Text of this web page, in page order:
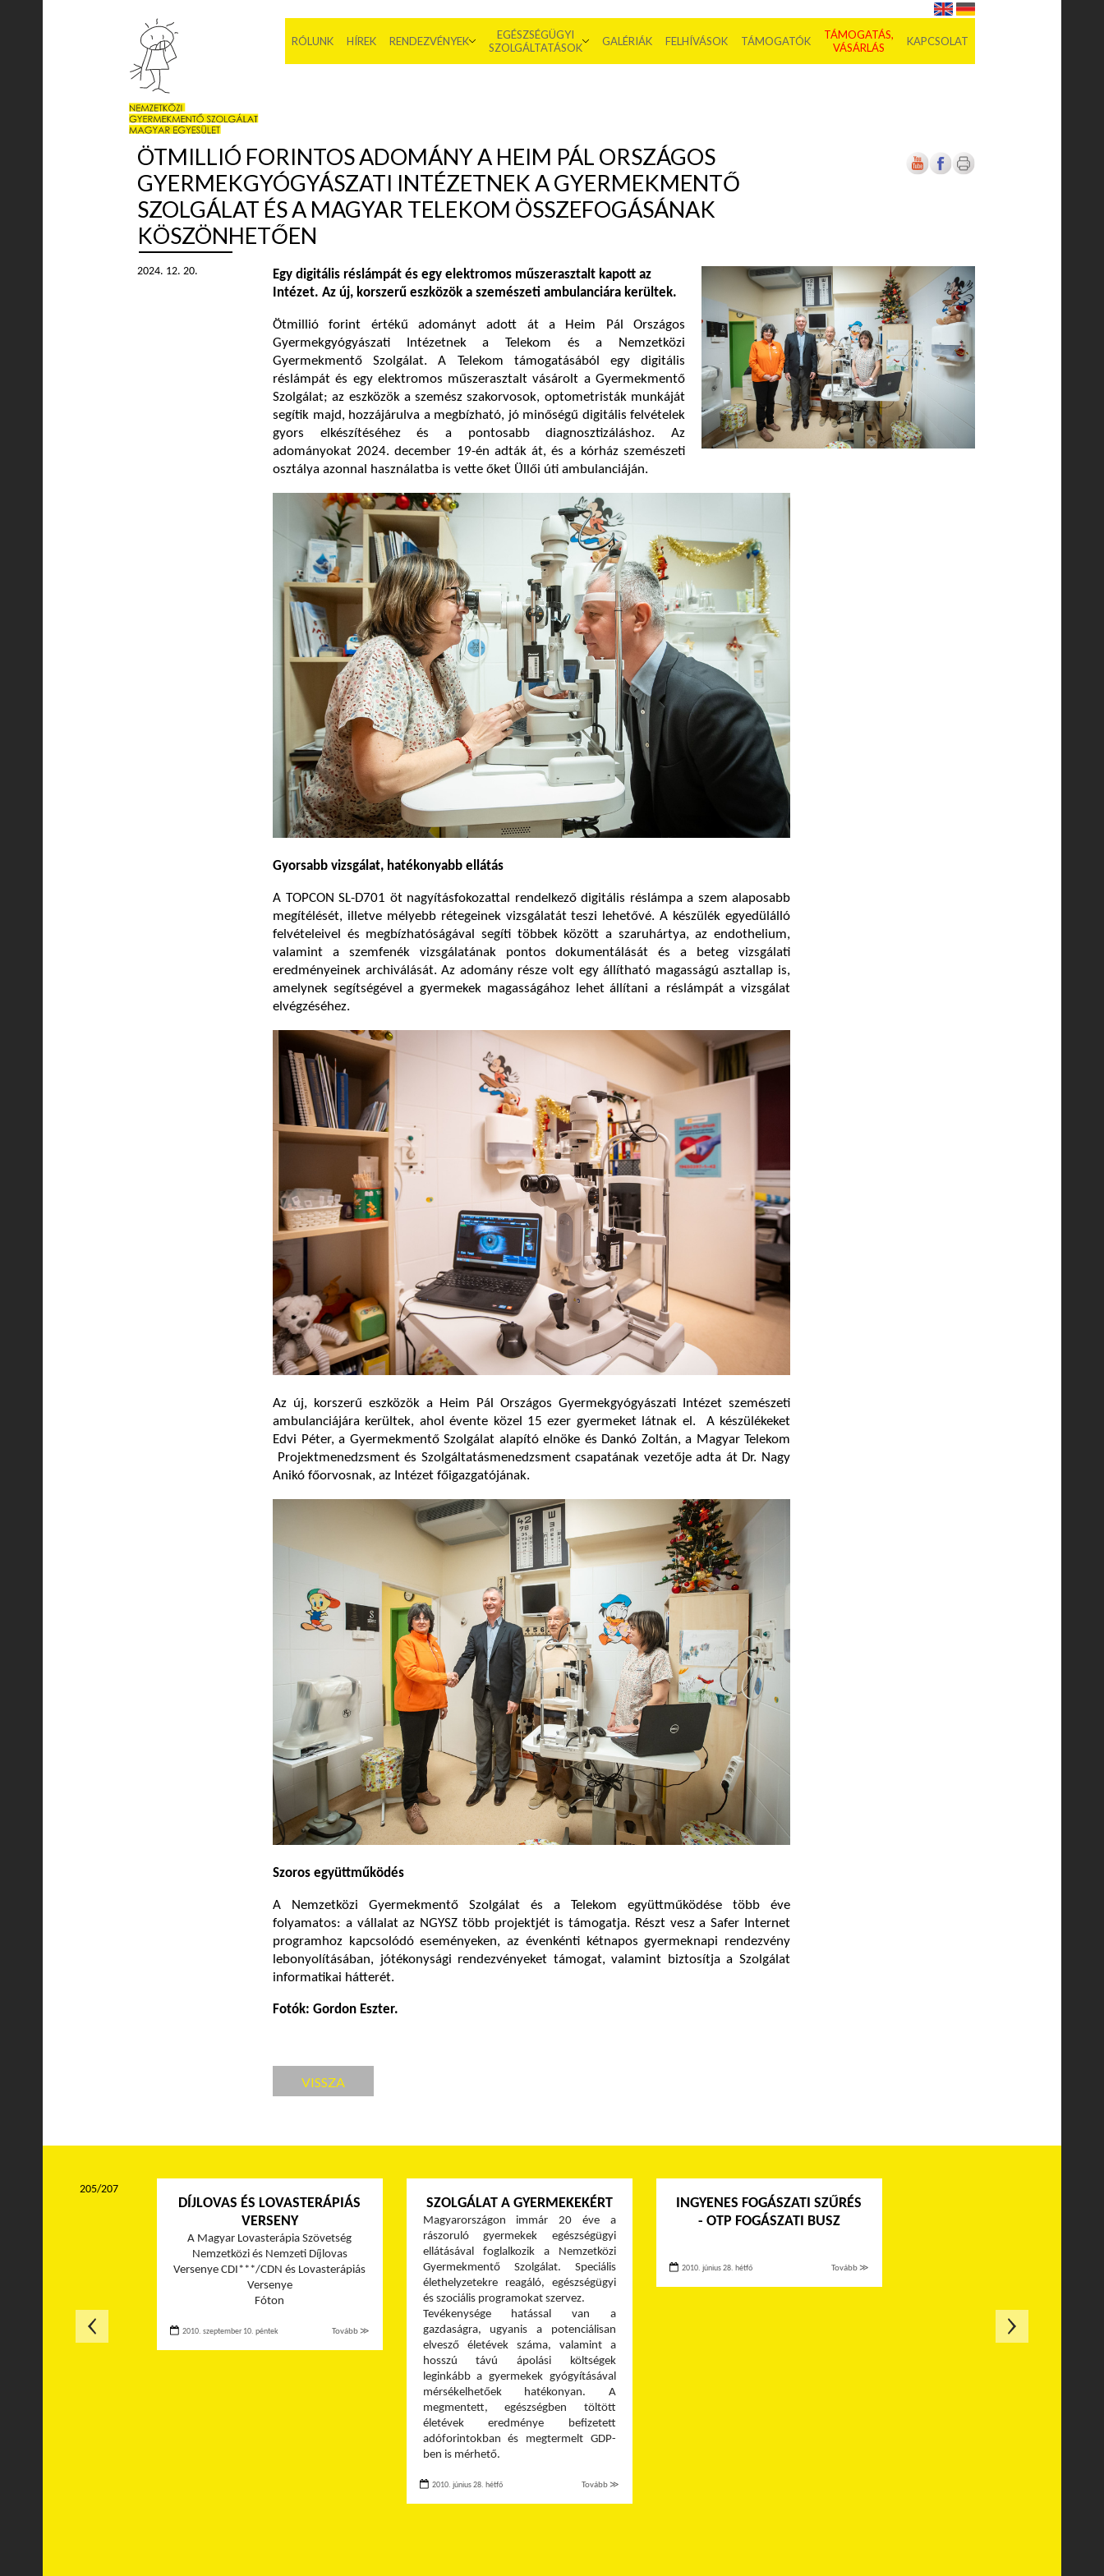
RÓLUNK HÍREK RENDEZVÉNYEK
EGÉSZSÉGÜGYI
SZOLGÁLTATÁSOK
GALÉRIÁK FELHÍVÁSOK TÁMOGATÓK
TÁMOGATÁS,
VÁSÁRLÁS
KAPCSOLAT
ÖTMILLIÓ FORINTOS ADOMÁNY A HEIM PÁL ORSZÁGOS
GYERMEKGYÓGYÁSZATI INTÉZETNEK A GYERMEKMENTŐ
SZOLGÁLAT ÉS A MAGYAR TELEKOM ÖSSZEFOGÁSÁNAK
KÖSZÖNHETŐEN
2024. 12. 20.
Egy digitális réslámpát és egy elektromos műszerasztalt kapott az
Intézet. Az új, korszerű eszközök a szemészeti ambulanciára kerültek.
Ötmillió forint értékű adományt adott át a Heim Pál Országos
Gyermekgyógyászati Intézetnek a Telekom és a Nemzetközi
Gyermekmentő Szolgálat. A Telekom támogatásából egy digitális
réslámpát és egy elektromos műszerasztalt vásárolt a Gyermekmentő
Szolgálat; az eszközök a szemész szakorvosok, optometristák munkáját
segítik majd, hozzájárulva a megbízható, jó minőségű digitális felvételek
gyors elkészítéséhez és a pontosabb diagnosztizáláshoz. Az
adományokat 2024. december 19-én adták át, és a kórház szemészeti
osztálya azonnal használatba is vette őket Üllői úti ambulanciáján.
Gyorsabb vizsgálat, hatékonyabb ellátás
A TOPCON SL-D701 öt nagyításfokozattal rendelkező digitális réslámpa a szem alaposabb
megítélését, illetve mélyebb rétegeinek vizsgálatát teszi lehetővé. A készülék egyedülálló
felvételeivel és megbízhatóságával segíti többek között a szaruhártya, az endothelium,
valamint a szemfenék vizsgálatának pontos dokumentálását és a beteg vizsgálati
eredményeinek archiválását. Az adomány része volt egy állítható magasságú asztallap is,
amelynek segítségével a gyermekek magasságához lehet állítani a réslámpát a vizsgálat
elvégzéséhez.
Az új, korszerű eszközök a Heim Pál Országos Gyermekgyógyászati Intézet szemészeti
ambulanciájára kerültek, ahol évente közel 15 ezer gyermeket látnak el. A készülékeket
Edvi Péter, a Gyermekmentő Szolgálat alapító elnöke és Dankó Zoltán, a Magyar Telekom
Projektmenedzsment és Szolgáltatásmenedzsment csapatának vezetője adta át Dr. Nagy
Anikó főorvosnak, az Intézet főigazgatójának.
Szoros együttműködés
A Nemzetközi Gyermekmentő Szolgálat és a Telekom együttműködése több éve
folyamatos: a vállalat az NGYSZ több projektjét is támogatja. Részt vesz a Safer Internet
programhoz kapcsolódó eseményeken, az évenkénti kétnapos gyermeknapi rendezvény
lebonyolításában, jótékonysági rendezvényeket támogat, valamint biztosítja a Szolgálat
informatikai hátterét.
Fotók: Gordon Eszter.
VISSZA
DÍJLOVAS ÉS LOVASTERÁPIÁS
VERSENY
A Magyar Lovasterápia Szövetség
Nemzetközi és Nemzeti Díjlovas
Versenye CDI***/CDN és Lovasterápiás
Versenye
Fóton
2010. szeptember 10. péntek Tovább ≫
SZOLGÁLAT A GYERMEKEKÉRT
Magyarországon immár 20 éve a
rászoruló gyermekek egészségügyi
ellátásával foglalkozik a Nemzetközi
Gyermekmentő Szolgálat. Speciális
élethelyzetekre reagáló, egészségügyi
és szociális programokat szervez.
Tevékenysége hatással van a
gazdaságra, ugyanis a potenciálisan
elvesző életévek száma, valamint a
hosszú távú ápolási költségek
leginkább a gyermekek gyógyításával
mérsékelhetőek hatékonyan. A
megmentett, egészségben töltött
életévek eredménye befizetett
adóforintokban és megtermelt GDP-
ben is mérhető.
2010. június 28. hétfő Tovább ≫
INGYENES FOGÁSZATI SZŰRÉS
- OTP FOGÁSZATI BUSZ
2010. június 28. hétfő Tovább ≫
205/207